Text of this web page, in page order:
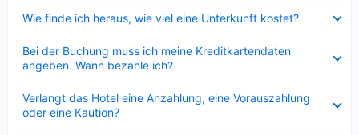
Wie finde ich heraus, wie viel eine Unterkunft kostet?
Bei der Buchung muss ich meine Kreditkartendaten
angeben. Wann bezahle ich?
Verlangt das Hotel eine Anzahlung, eine Vorauszahlung
oder eine Kaution?